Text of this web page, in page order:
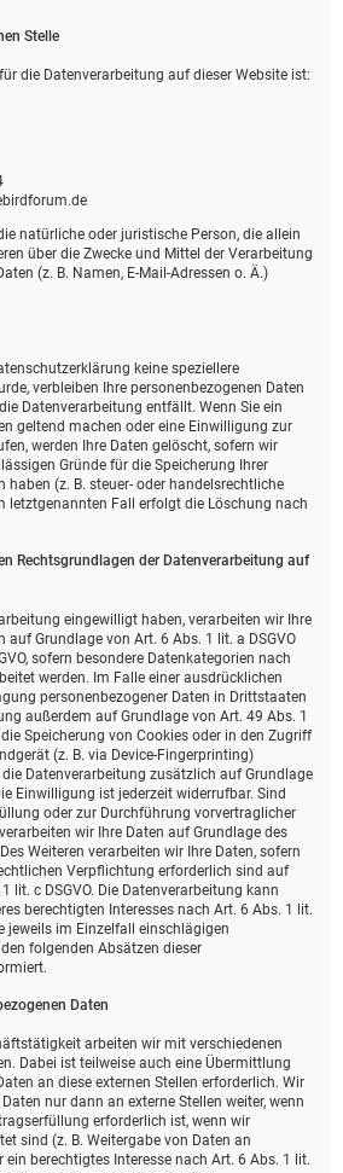
Stelle
die Datenverarbeitung auf dieser Website ist:
natürliche oder juristische Person, die allein
über die Zwecke und Mittel der Verarbeitung
(z. B. Namen, E-Mail-Adressen o. Ä.)
keine speziellere
verbleiben Ihre personenbezogenen Daten
Datenverarbeitung entfällt. Wenn Sie ein
geltend machen oder eine Einwilligung zur
werden Ihre Daten gelöscht, sofern wir
Gründe für die Speicherung Ihrer
haben (z. B. steuer- oder handelsrechtliche
letztgenannten Fall erfolgt die Löschung nach
Rechtsgrundlagen der Datenverarbeitung auf
eingewilligt haben, verarbeiten wir Ihre
auf Grundlage von Art. 6 Abs. 1 lit. a DSGVO
sofern besondere Datenkategorien nach
werden. Im Falle einer ausdrücklichen
personenbezogener Daten in Drittstaaten
außerdem auf Grundlage von Art. 49 Abs. 1
die Speicherung von Cookies oder in den Zugriff
(z. B. via Device-Fingerprinting)
Datenverarbeitung zusätzlich auf Grundlage
Einwilligung ist jederzeit widerrufbar. Sind
oder zur Durchführung vorvertraglicher
wir Ihre Daten auf Grundlage des
Weiteren verarbeiten wir Ihre Daten, sofern
Verpflichtung erforderlich sind auf
lit. c DSGVO. Die Datenverarbeitung kann
berechtigten Interesses nach Art. 6 Abs. 1 lit.
jeweils im Einzelfall einschlägigen
folgenden Absätzen dieser
Daten
arbeiten wir mit verschiedenen
Dabei ist teilweise auch eine Übermittlung
an diese externen Stellen erforderlich. Wir
nur dann an externe Stellen weiter, wenn
erforderlich ist, wenn wir
sind (z. B. Weitergabe von Daten an
ein berechtigtes Interesse nach Art. 6 Abs. 1 lit.